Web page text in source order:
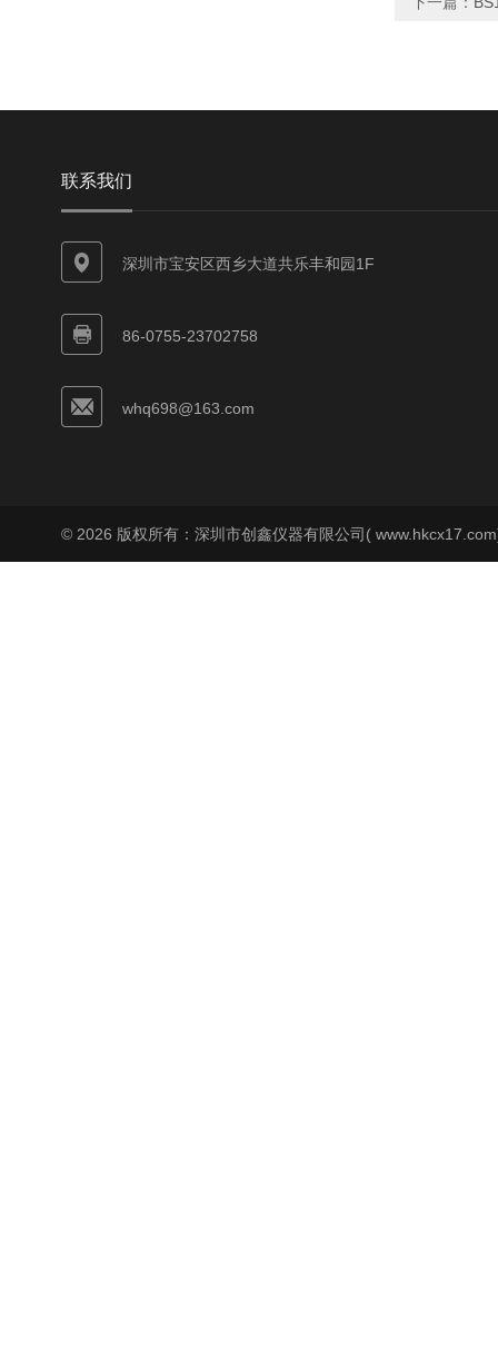
联系我们
深圳市宝安区西乡大道共乐丰和园1F
86-0755-23702758
whq698@163.com
© 2026 版权所有：深圳市创鑫仪器有限公司(